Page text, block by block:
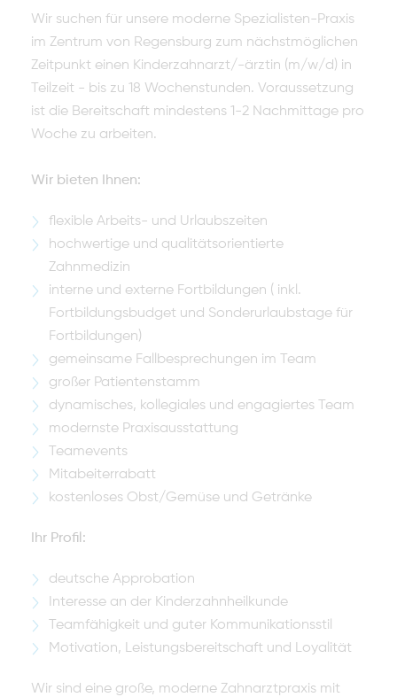
Wir suchen für unsere moderne Spezialisten-Praxis
im Zentrum von Regensburg zum nächstmöglichen
Zeitpunkt einen Kinderzahnarzt/-ärztin (m/w/d) in
Teilzeit - bis zu 18 Wochenstunden. Voraussetzung
ist die Bereitschaft mindestens 1-2 Nachmittage pro
Woche zu arbeiten.
Wir bieten Ihnen:
flexible Arbeits- und Urlaubszeiten
hochwertige und qualitätsorientierte
Zahnmedizin
interne und externe Fortbildungen ( inkl.
Fortbildungsbudget und Sonderurlaubstage für
Fortbildungen)
gemeinsame Fallbesprechungen im Team
großer Patientenstamm
dynamisches, kollegiales und engagiertes Team
modernste Praxisausstattung
Teamevents
Mitabeiterrabatt
kostenloses Obst/Gemüse und Getränke
Ihr Profil:
deutsche Approbation
Interesse an der Kinderzahnheilkunde
Teamfähigkeit und guter Kommunikationsstil
Motivation, Leistungsbereitschaft und Loyalität
Wir sind eine große, moderne Zahnarztpraxis mit